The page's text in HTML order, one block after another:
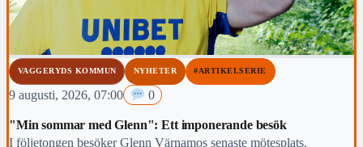
VAGGERYDS KOMMUN NYHETER #ARTIKELSERIE
9 augusti, 2026, 07:00 0
"Min sommar med Glenn": Ett imponerande besök
I följetongen besöker Glenn Värnamos senaste mötesplats.